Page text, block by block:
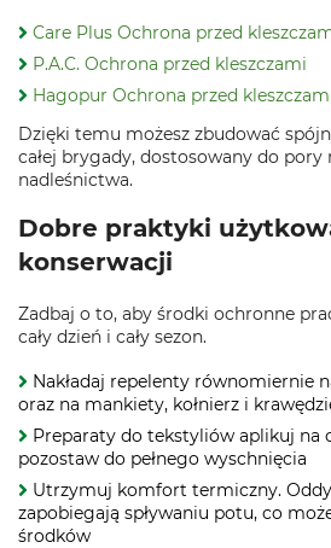
Care Plus Ochrona przed
P.A.C. Ochrona przed kleszczami
Hagopur Ochrona przed
Dzięki temu możesz zbudować
całej brygady, dostosowany do
nadleśnictwa.
Dobre praktyki
konserwacji
Zadbaj o to, aby środki ochronne
cały dzień i cały sezon.
Nakładaj repelenty równomiernie
oraz na mankiety, kołnierz i
Preparaty do tekstyliów aplikuj na
pozostaw do pełnego wyschnięcia
Utrzymuj komfort termiczny.
zapobiegają spływaniu potu, co
środków